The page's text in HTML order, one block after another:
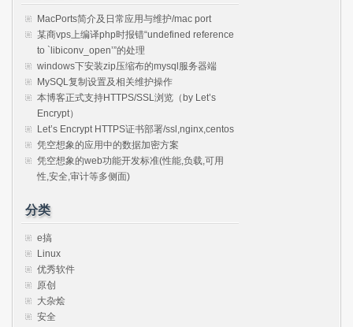
MacPorts简介及日常应用与维护/mac port
某商vps上编译php时报错“undefined reference
to `libiconv_open’”的处理
windows下安装zip压缩布的mysql服务器端
MySQL复制设置及相关维护操作
本博客正式支持HTTPS/SSL浏览（by Let’s
Encrypt）
Let’s Encrypt HTTPS证书部署/ssl,nginx,centos
凭空想象的应用中的数据加密方案
凭空想象的web功能开发标准(性能,负载,可用
性,安全,审计等多侧面)
分类
e搞
Linux
优秀软件
原创
大杂烩
安全